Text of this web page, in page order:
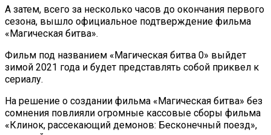
А затем, всего за несколько часов до окончания первого
сезона, вышло официальное подтверждение фильма
«Магическая битва».
Фильм под названием «Магическая битва 0» выйдет
зимой 2021 года и будет представлять собой приквел к
сериалу.
На решение о создании фильма «Магическая битва» без
сомнения повлияли огромные кассовые сборы фильма
«Клинок, рассекающий демонов: Бесконечный поезд»,